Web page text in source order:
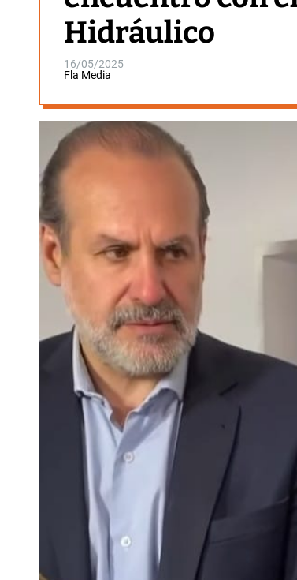
Hidráulico
16/05/2025
Fla Media